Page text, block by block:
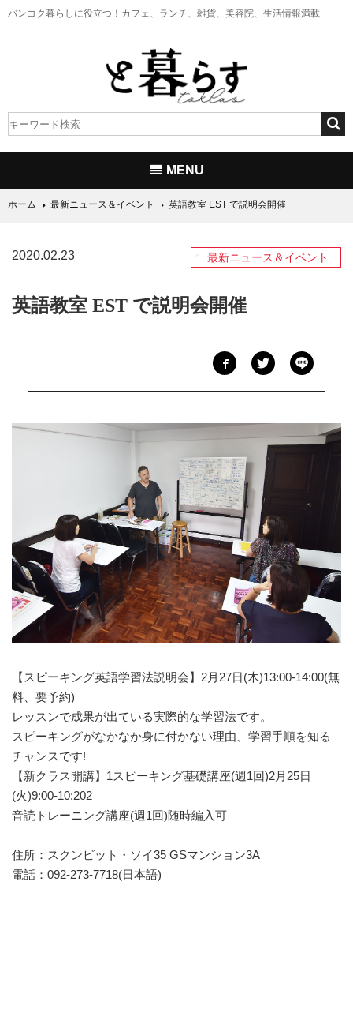
バンコク暮らしに役立つ！ カフェ、ランチ、雑貨、美容院、生活情報満載
MENU
ホーム 最新ニュース＆イベント 英語教室 EST で説明会開催
2020.02.23 最新ニュース＆イベント
英語教室 EST で説明会開催
【スピーキング英語学習法説明会】2月27日(木)13:00-14:00(無
料、要予約)
レッスンで成果が出ている実際的な学習法です。
スピーキングがなかなか身に付かない理由、学習手順を知る
チャンスです!
【新クラス開講】1スピーキング基礎講座(週1回)2月25日
(火)9:00-10:202
音読トレーニング講座(週1回)随時編入可
住所：スクンビット・ソイ35 GSマンション3A
電話：092-273-7718(日本語)